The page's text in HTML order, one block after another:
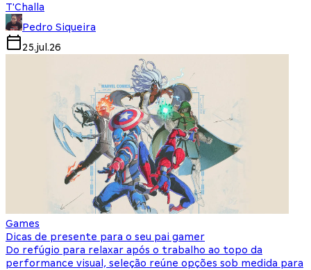
T'Challa
Pedro Siqueira
25.jul.26
Games
Dicas de presente para o seu pai gamer
Do refúgio para relaxar após o trabalho ao topo da
performance visual, seleção reúne opções sob medida para